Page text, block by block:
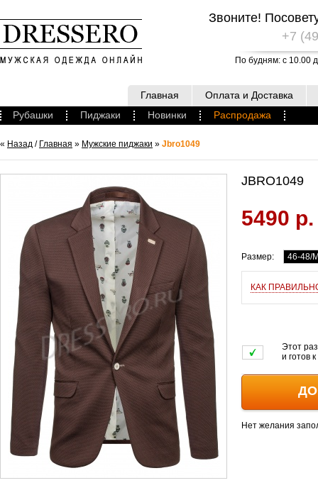
Звоните!
+7
По будням: с 10.00
Главная
Оплата и Доставка
Рубашки
Пиджаки Новинки Распродажа
« Назад / Главная » Мужские пиджаки » Jbro1049
JBRO1049
5490 р.
Размер: 46-48/
КАК
Этот
и готов
Нет желания